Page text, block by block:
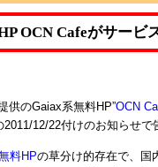
OCN Cafeがサービ
供のGaiax系無料HP”OCN
12/22付けのお知らせで
料HPの草分け的存在で、国